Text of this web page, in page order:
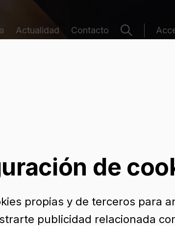
Actualidad Contacto
de
propias y de terceros para
publicidad relacionada